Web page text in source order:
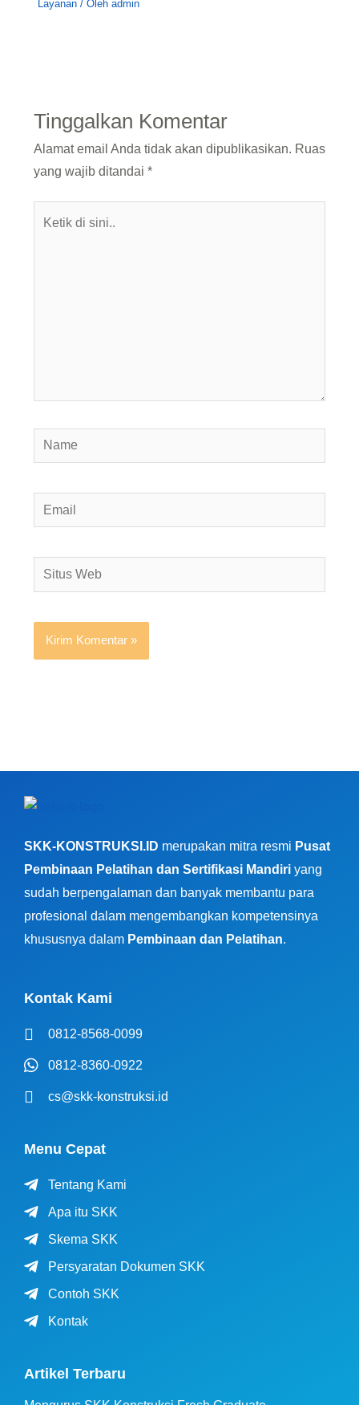
Layanan / Olehadmin
Tinggalkan Komentar
Alamat email Anda tidak akan dipublikasikan. Ruas
yang wajib ditandai *
Name
Email
Situs
Web
SKK-KONSTRUKSI.ID merupakan mitra resmi Pusat
Pembinaan Pelatihan dan Sertifikasi Mandiri yang
sudah berpengalaman dan banyak membantu para
profesional dalam mengembangkan kompetensinya
khususnya dalam Pembinaan dan Pelatihan.
Kontak Kami
0812-8568-0099
0812-8360-0922
cs@skk-konstruksi.id
Menu Cepat
Tentang Kami
Apa itu SKK
Skema SKK
Persyaratan Dokumen SKK
Contoh SKK
Kontak
Artikel Terbaru